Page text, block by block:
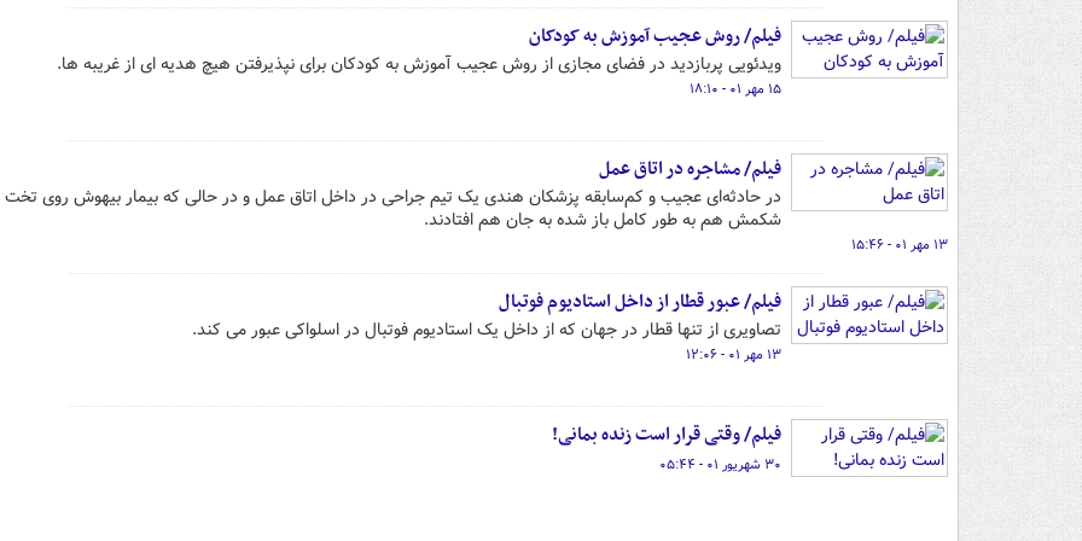
فیلم/ روش عجیب آموزش به کودکان
ویدئویی پربازدید در فضای مجازی از روش عجیب آموزش به کودکان برای نپذیرفتن هیچ هدیه ای از غریبه ها.
۱۵ مهر ۰۱ - ۱۸:۱۰
فیلم/ مشاجره در اتاق عمل
در حادثه‌ای عجیب و کم‌سابقه پزشکان هندی یک تیم جراحی در داخل اتاق عمل و در حالی که بیمار بیهوش روی تخت
شکمش هم به طور کامل باز شده به جان هم افتادند.
۱۳ مهر ۰۱ - ۱۵:۴۶
فیلم/ عبور قطار از داخل استادیوم فوتبال
تصاویری از تنها قطار در جهان که از داخل یک استادیوم فوتبال در اسلواکی عبور می کند.
۱۳ مهر ۰۱ - ۱۲:۰۶
فیلم/ وقتی قرار است زنده بمانی!
۳۰ شهریور ۰۱ - ۰۵:۴۴